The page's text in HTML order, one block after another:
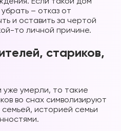
– отказ от
и оставить за чертой
то личной причине.
стариков,
уже умерли, то такие
во снах символизируют
историей семьи